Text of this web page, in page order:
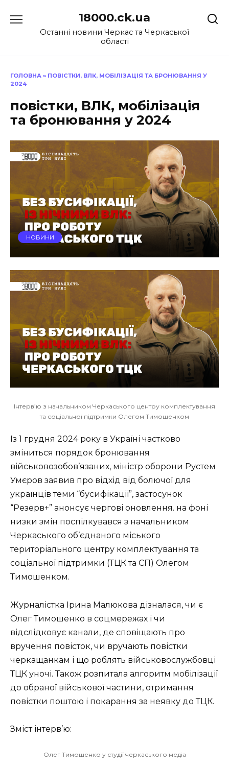
до
18000.ck.ua
Останні новини Черкас та Черкаської
області
ГОЛОВНА » ПОВІСТКИ, ВЛК, МОБІЛІЗАЦІЯ ТА БРОНЮВАННЯ У
2024
повістки, ВЛК, мобілізація
та бронювання у 2024
НОВИНИ
Інтерв’ю з начальником Черкаського центру комплектування
та соціальної підтримки Олегом Тимошенком
Із 1 грудня 2024 року в Україні частково
зміниться порядок бронювання
військовозобов’язаних, міністр оборони Рустем
Умєров заявив про відхід від болючої для
українців теми “бусифікації”, застосунок
“Резерв+” анонсує чергові оновлення. на фоні
низки змін поспілкувався з начальником
Черкаського об’єднаного міського
територіального центру комплектування та
соціальної підтримки (ТЦК та СП) Олегом
Тимошенком.
Журналістка Ірина Малюкова дізналася, чи є
Олег Тимошенко в соцмережах і чи
відслідковує канали, де сповіщають про
вручення повісток, чи вручають повістки
черкащанкам і що роблять військовослужбовці
ТЦК уночі. Також розпитала алгоритм мобілізації
до обраної військової частини, отримання
повістки поштою і покарання за неявку до ТЦК.
Зміст інтерв’ю:
Олег Тимошенко у студії черкаського медіа